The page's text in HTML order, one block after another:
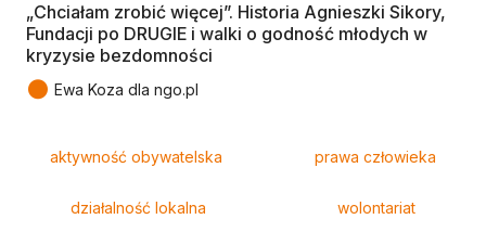
„Chciałam zrobić więcej”. Historia Agnieszki Sikory,
Fundacji po DRUGIE i walki o godność młodych w
kryzysie bezdomności
● Ewa Koza dla ngo.pl
aktywność obywatelska prawa człowieka
działalność lokalna wolontariat